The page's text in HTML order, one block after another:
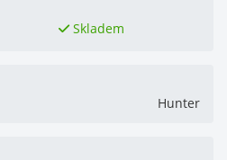
Skladem
Hunter